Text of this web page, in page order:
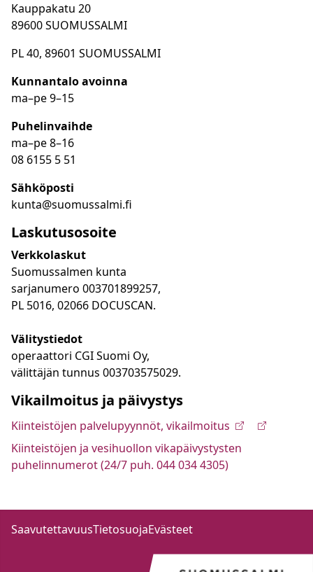
Kauppakatu 20
89600 SUOMUSSALMI
PL 40, 89601 SUOMUSSALMI
Kunnantalo avoinna
ma–pe 9–15
Puhelinvaihde
ma–pe 8–16
08 6155 5 51
Sähköposti
kunta@suomussalmi.fi
Laskutusosoite
Verkkolaskut
Suomussalmen kunta
sarjanumero 003701899257,
PL 5016, 02066 DOCUSCAN.
Välitystiedot
operaattori CGI Suomi Oy,
välittäjän tunnus 003703575029.
Vikailmoitus ja päivystys
Kiinteistöjen palvelupyynnöt, vikailmoitus
Kiinteistöjen ja vesihuollon vikapäivystysten
puhelinnumerot (24/7 puh. 044 034 4305)
SaavutettavuusTietosuojaEvästeet